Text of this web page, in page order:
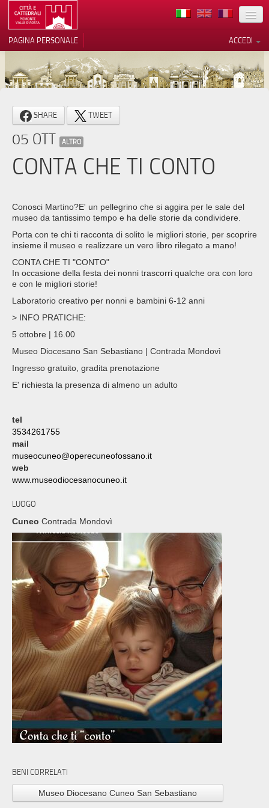
TERRITORIO
ARCHITETTURE
MUSEI
ITINERARI
EVENTI
VOLONTARI
PRESS
ACCEDI
PAGINA PERSONALE
SHARE TWEET
05 OTT ALTRO
CONTA CHE TI CONTO
Conosci Martino?E' un pellegrino che si aggira per le sale del
museo da tantissimo tempo e ha delle storie da condividere.
Porta con te chi ti racconta di solito le migliori storie, per scoprire
insieme il museo e realizzare un vero libro rilegato a mano!
CONTA CHE TI "CONTO"
In occasione della festa dei nonni trascorri qualche ora con loro
e con le migliori storie!
Laboratorio creativo per nonni e bambini 6-12 anni
> INFO PRATICHE:
5 ottobre | 16.00
Museo Diocesano San Sebastiano | Contrada Mondovì
Ingresso gratuito, gradita prenotazione
E' richiesta la presenza di almeno un adulto
tel
3534261755
mail
museocuneo@operecuneofossano.it
web
www.museodiocesanocuneo.it
LUOGO
Cuneo Contrada Mondovì
BENI CORRELATI
Museo Diocesano Cuneo San Sebastiano
Informativa sulla raccolta
Le tue preferenze relative alla